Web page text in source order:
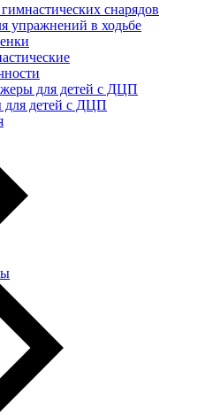
снарядов
упражнений в ходьбе
для детей с ДЦП
детей с ДЦП